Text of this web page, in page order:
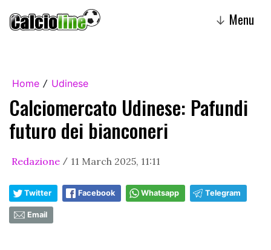
↓ Menu
Home / Udinese
Calciomercato Udinese: Pafundi
futuro dei bianconeri
Redazione / 11 March 2025, 11:11
Twitter Facebook Whatsapp Telegram
Email